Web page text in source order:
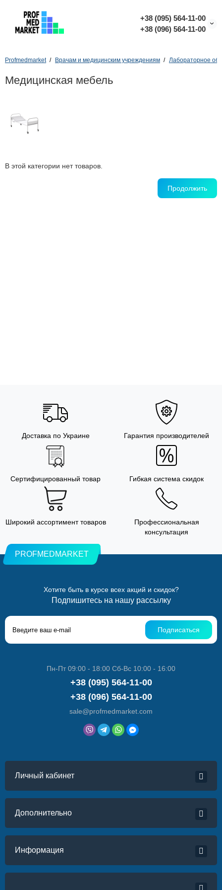
+38 (095) 564-11-00
+38 (096) 564-11-00
Profmedmarket Врачам и медицинским учреждениям Лабораторное
Медицинская мебель
В этой категории нет товаров.
Продолжить
Доставка по Украине Гарантия производителей
Сертифицированный товар Гибкая система скидок
Широкий ассортимент товаров
Профессиональная
консультация
PROFMEDMARKET
Хотите быть в курсе всех акций и скидок?
Подпишитесь на нашу рассылку
Подписаться
Пн-Пт 09:00 - 18:00 Сб-Вс 10:00 - 16:00
+38 (095) 564-11-00
+38 (096) 564-11-00
sale@profmedmarket.com
Личный кабинет
Дополнительно
Информация